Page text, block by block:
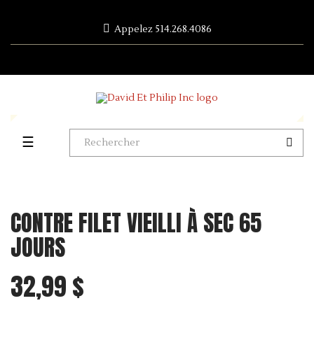
Appelez 514.268.4086
Toggle
navigation
☰
CONTRE FILET VIEILLI À SEC 65
JOURS
32,99 $